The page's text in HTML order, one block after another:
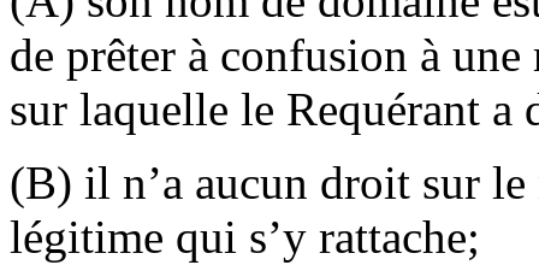
de prêter à confusion à
sur laquelle le Requérant a
(B) il n’a aucun droit sur
légitime qui s’y rattache;